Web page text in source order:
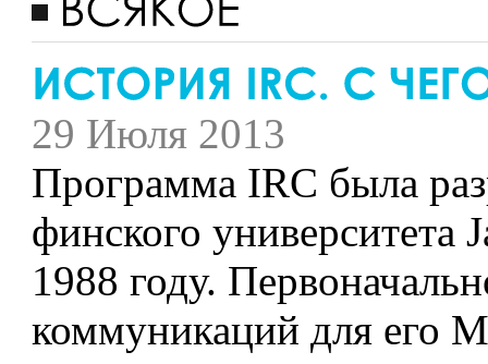
29 Июля 2013
Программа IRC была
финского
1988 году.
коммуникаций для его